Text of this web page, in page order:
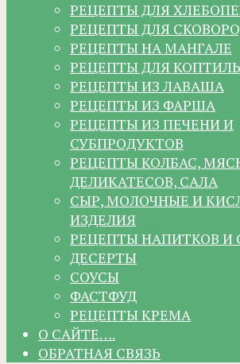
РЕЦЕПТЫ ДЛЯ
РЕЦЕПТЫ ДЛЯ
РЕЦЕПТЫ НА МАНГАЛЕ
РЕЦЕПТЫ ДЛЯ
РЕЦЕПТЫ ИЗ ЛАВАША
РЕЦЕПТЫ ИЗ ФАРША
РЕЦЕПТЫ ИЗ ПЕЧЕНИ И
СУБПРОДУКТОВ
РЕЦЕПТЫ КОЛБАС,
ДЕЛИКАТЕСОВ, САЛА
СЫР, МОЛОЧНЫЕ И
ИЗДЕЛИЯ
РЕЦЕПТЫ НАПИТКОВ И
ДЕСЕРТЫ
СОУСЫ
ФАСТФУД
РЕЦЕПТЫ КРЕМА
О САЙТЕ….
ОБРАТНАЯ СВЯЗЬ